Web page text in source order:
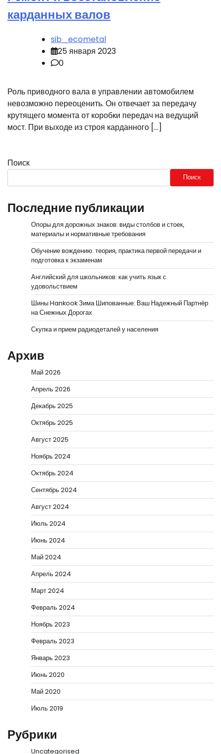
карданных валов
sib_ecometal
25 января 2023
0
Роль приводного вала в управлении автомобилем
невозможно переоценить. Он отвечает за передачу
крутящего момента от коробки передач на ведущий
мост. При выходе из строя карданного […]
Поиск
Поиск
Последние публикации
Опоры для дорожных знаков: виды столбов и стоек,
материалы и нормативные требования
Обучение вождению: теория, практика первой передачи и
подготовка к экзаменам
Английский для школьников: как учить язык с
удовольствием
Шины Hankook Зима Шипованные: Ваш Надежный Партнёр
на Снежных Дорогах
Скупка и прием радиодеталей у населения
Архив
Май 2026
Апрель 2026
Декабрь 2025
Октябрь 2025
Август 2025
Ноябрь 2024
Октябрь 2024
Сентябрь 2024
Август 2024
Июль 2024
Июнь 2024
Май 2024
Апрель 2024
Март 2024
Февраль 2024
Ноябрь 2023
Февраль 2023
Январь 2023
Июнь 2020
Май 2020
Июль 2019
Рубрики
Uncategorised